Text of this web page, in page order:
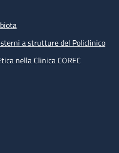
a strutture del Policlinico
nella Clinica COREC